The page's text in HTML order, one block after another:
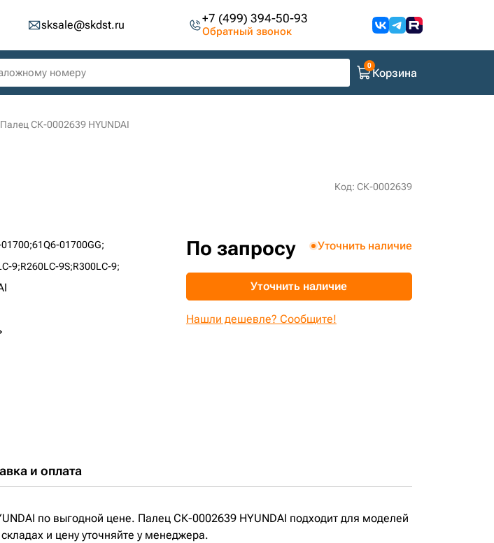
sksale@skdst.ru +7 (499) 394-50-93
Обратный звонок
Корзина
Палец СК-0002639 HYUNDAI
Код: СК-0002639
61Q6-01700GG;
9;R260LC-9S;R300LC-9;
По запросу Уточнить наличие
Уточнить наличие
Нашли дешевле? Сообщите!
и оплата
по выгодной цене. Палец СК-0002639 HYUNDAI подходит для моделей
и цену уточняйте у менеджера.